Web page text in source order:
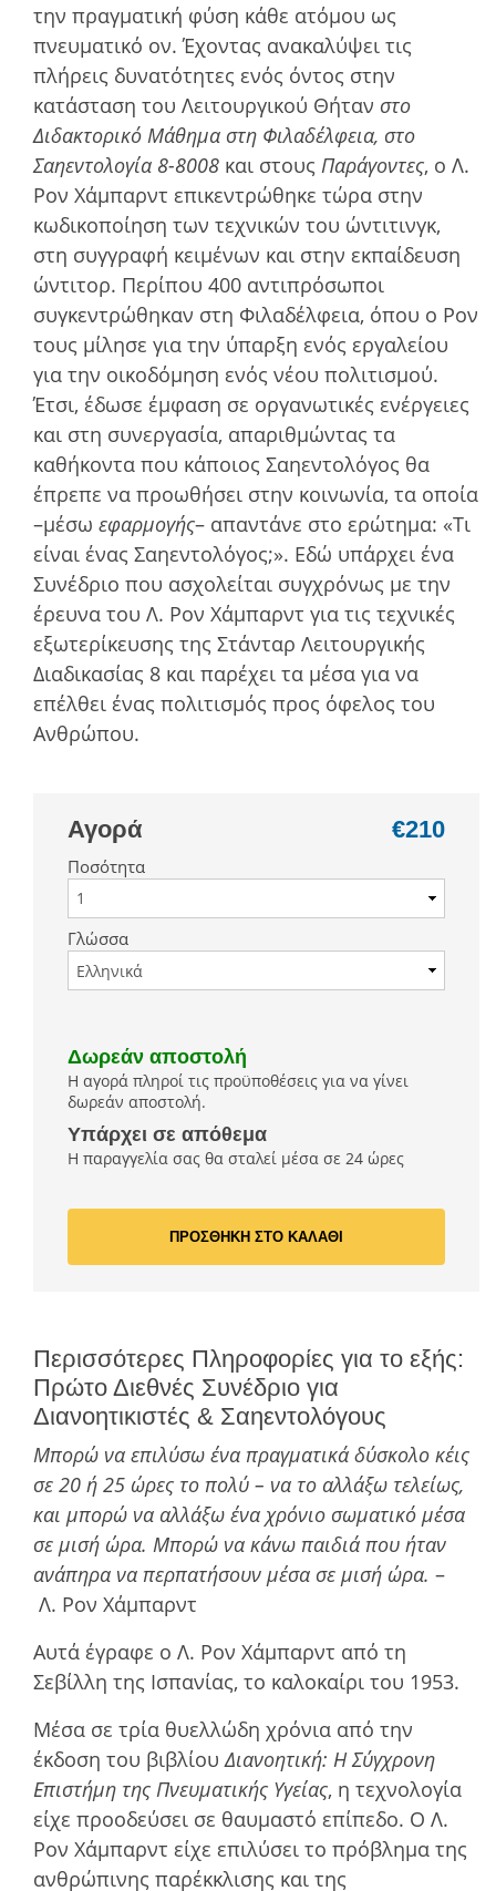
την πραγµατική φύση κάθε ατόµου ως
πνευµατικό ον. Έχοντας ανακαλύψει τις
πλήρεις δυνατότητες ενός όντος στην
κατάσταση του Λειτουργικού Θήταν στο
Διδακτορικό Μάθηµα στη Φιλαδέλφεια, στο
Σαηεντολογία 8-8008 και στους Παράγοντες, ο Λ.
Ρον Χάμπαρντ επικεντρώθηκε τώρα στην
κωδικοποίηση των τεχνικών του ώντιτινγκ,
στη συγγραφή κειµένων και στην εκπαίδευση
ώντιτορ. Περίπου 400 αντιπρόσωποι
συγκεντρώθηκαν στη Φιλαδέλφεια, όπου ο Ρον
τους µίλησε για την ύπαρξη ενός εργαλείου
για την οικοδόµηση ενός νέου πολιτισµού.
Έτσι, έδωσε έμφαση σε οργανωτικές ενέργειες
και στη συνεργασία, απαριθμώντας τα
καθήκοντα που κάποιος Σαηεντολόγος θα
έπρεπε να προωθήσει στην κοινωνία, τα οποία
–μέσω εφαρμογής– απαντάνε στο ερώτημα: «Τι
είναι ένας Σαηεντολόγος;». Εδώ υπάρχει ένα
Συνέδριο που ασχολείται συγχρόνως με την
έρευνα του Λ. Ρον Χάμπαρντ για τις τεχνικές
εξωτερίκευσης της Στάνταρ Λειτουργικής
Διαδικασίας 8 και παρέχει τα μέσα για να
επέλθει ένας πολιτισμός προς όφελος του
Ανθρώπου.
Αγορά €210
Ποσότητα
Γλώσσα
Δωρεάν αποστολή
Η αγορά πληροί τις προϋποθέσεις για να γίνει
δωρεάν αποστολή.
Υπάρχει σε απόθεμα
Η παραγγελία σας θα σταλεί μέσα σε 24 ώρες
ΠΡΟΣΘΗΚΗ ΣΤΟ ΚΑΛΑΘΙ
Περισσότερες Πληροφορίες για το εξής:
Πρώτο Διεθνές Συνέδριο για
Διανοητικιστές & Σαηεντολόγους
Mπορώ να επιλύσω ένα πραγµατικά δύσκολο κέις
σε 20 ή 25 ώρες το πολύ – να το αλλάξω τελείως,
και µπορώ να αλλάξω ένα χρόνιο σωµατικό µέσα
σε µισή ώρα. Μπορώ να κάνω παιδιά που ήταν
ανάπηρα να περπατήσουν µέσα σε µισή ώρα. –
Λ. Ρον Χάμπαρντ
Αυτά έγραφε ο Λ. Ρον Χάµπαρντ από τη
Σεβίλλη της Ισπανίας, το καλοκαίρι του 1953.
Μέσα σε τρία θυελλώδη χρόνια από την
έκδοση του βιβλίουΔιανοητική: Η Σύγχρονη
Επιστήµη της Πνευµατικής Υγείας, η τεχνολογία
είχε προοδεύσει σε θαυµαστό επίπεδο. Ο Λ.
Ρον Χάμπαρντ είχε επιλύσει το πρόβλημα της
ανθρώπινης παρέκκλισης και της